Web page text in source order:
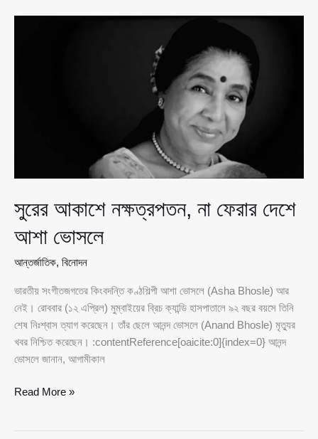
ভোঁসলে,
সুরের আকাশে নক্ষত্রপতন, না ফেরার দেশে
আশা ভোসলে
আন্তর্জাতিক, বিনোদন
ভারতীয় সংগীতজগতের কিংবদন্তি কণ্ঠশিল্পী আশা ভোসলে (Asha Bhosle) আর
নেই। রোববার (১২ এপ্রিল) মুম্বাইয়ের ব্রিচ ক্যান্ডি হাসপাতালে ৯২ বছর বয়সে তিনি
শেষ নিঃশ্বাস ত্যাগ করেছেন। তাঁর ছেলে আনন্দ ভোসলে (Anand Bhosle) মৃত্যুর
খবর নিশ্চিত করেছেন। :contentReference[oaicite:0]{index=0} আনন্দ
ভোসলে জানান, আগামীকাল
সুরের
Read More »